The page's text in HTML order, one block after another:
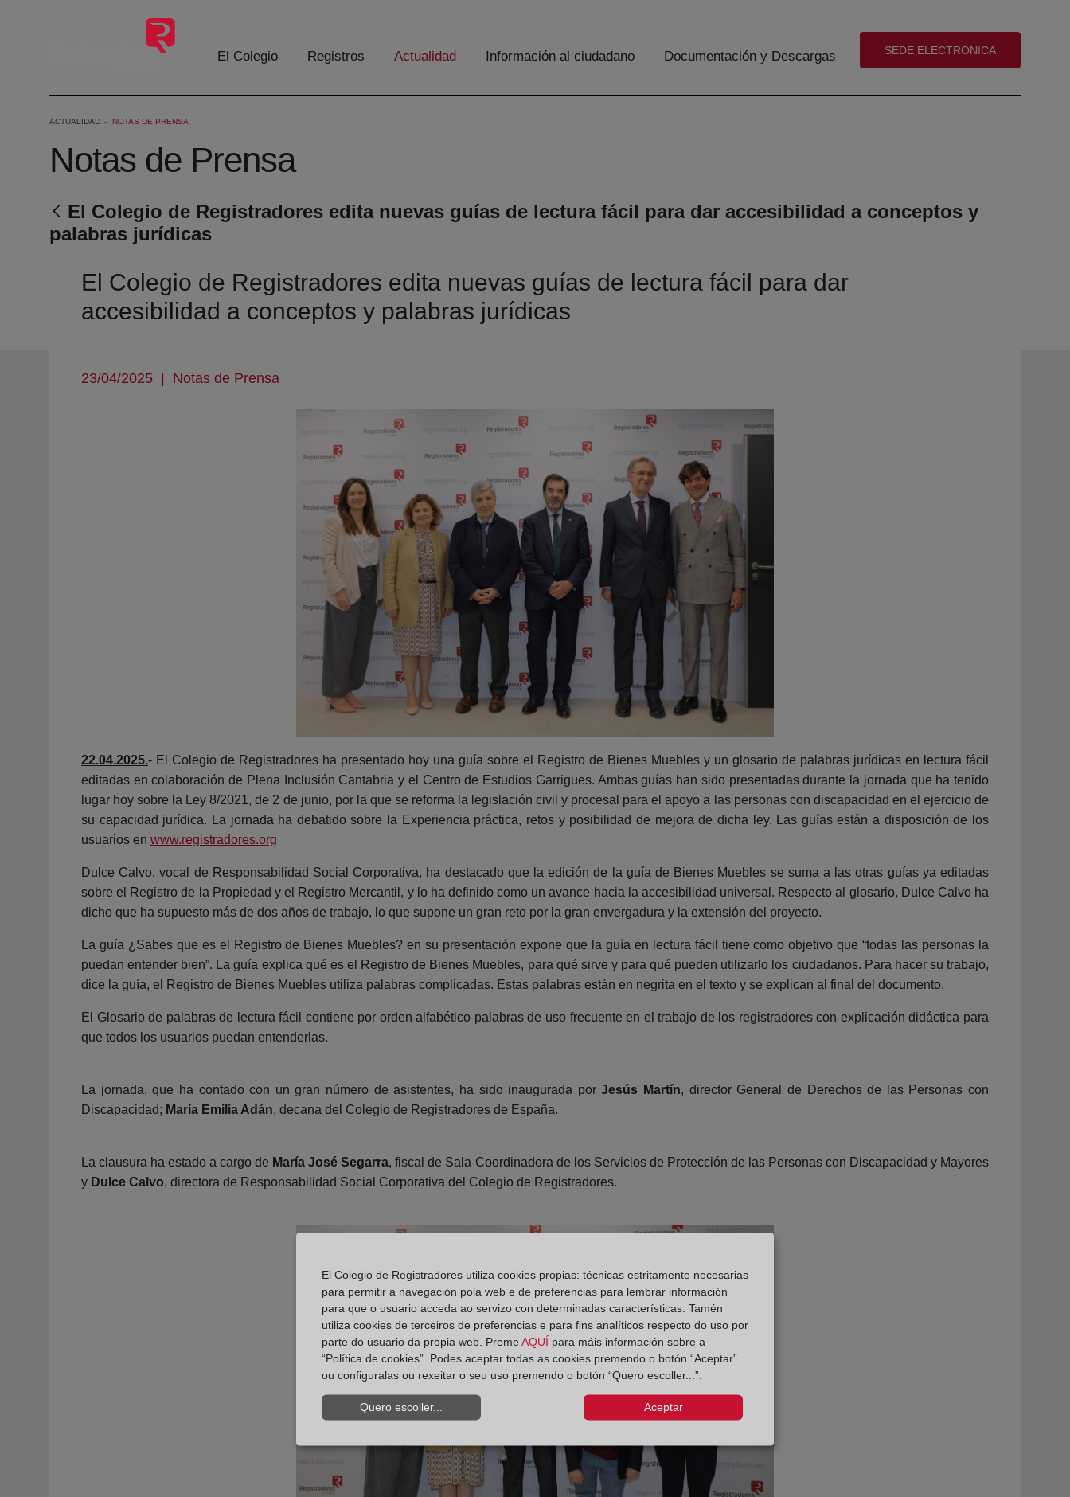
El Colegio Registros Actualidad Información al ciudadano Documentación y Descargas (abre en nueva ventana)
SEDE ELECTRONICA
ACTUALIDAD NOTAS DE PRENSA
Notas de Prensa
El Colegio de Registradores edita nuevas guías de lectura fácil para dar accesibilidad a conceptos y
palabras jurídicas
El Colegio de Registradores edita nuevas guías de lectura fácil para dar
accesibilidad a conceptos y palabras jurídicas
23/04/2025 | Notas de Prensa
22.04.2025.- El Colegio de Registradores ha presentado hoy una guía sobre el Registro de Bienes Muebles y un glosario de palabras jurídicas en lectura fácil
editadas en colaboración de Plena Inclusión Cantabria y el Centro de Estudios Garrigues. Ambas guías han sido presentadas durante la jornada que ha tenido
lugar hoy sobre la Ley 8/2021, de 2 de junio, por la que se reforma la legislación civil y procesal para el apoyo a las personas con discapacidad en el ejercicio de
su capacidad jurídica. La jornada ha debatido sobre la Experiencia práctica, retos y posibilidad de mejora de dicha ley. Las guías están a disposición de los
usuarios en www.registradores.org
Dulce Calvo, vocal de Responsabilidad Social Corporativa, ha destacado que la edición de la guía de Bienes Muebles se suma a las otras guías ya editadas
sobre el Registro de la Propiedad y el Registro Mercantil, y lo ha definido como un avance hacia la accesibilidad universal. Respecto al glosario, Dulce Calvo ha
dicho que ha supuesto más de dos años de trabajo, lo que supone un gran reto por la gran envergadura y la extensión del proyecto.
La guía ¿Sabes que es el Registro de Bienes Muebles? en su presentación expone que la guía en lectura fácil tiene como objetivo que “todas las personas la
puedan entender bien”. La guía explica qué es el Registro de Bienes Muebles, para qué sirve y para qué pueden utilizarlo los ciudadanos. Para hacer su trabajo,
dice la guía, el Registro de Bienes Muebles utiliza palabras complicadas. Estas palabras están en negrita en el texto y se explican al final del documento.
El Glosario de palabras de lectura fácil contiene por orden alfabético palabras de uso frecuente en el trabajo de los registradores con explicación didáctica para
que todos los usuarios puedan entenderlas.
La jornada, que ha contado con un gran número de asistentes, ha sido inaugurada porJesús Martín, director General de Derechos de las Personas con
Discapacidad; María Emilia Adán, decana del Colegio de Registradores de España.
La clausura ha estado a cargo de María José Segarra, fiscal de Sala Coordinadora de los Servicios de Protección de las Personas con Discapacidad y Mayores
y Dulce Calvo, directora de Responsabilidad Social Corporativa del Colegio de Registradores.
El Colegio de Registradores utiliza cookies propias: técnicas estritamente necesarias
para permitir a navegación pola web e de preferencias para lembrar información
para que o usuario acceda ao servizo con determinadas características. Tamén
utiliza cookies de terceiros de preferencias e para fins analíticos respecto do uso por
parte do usuario da propia web. Preme AQUÍ para máis información sobre a
“Política de cookies”. Podes aceptar todas as cookies premendo o botón “Aceptar”
ou configuralas ou rexeitar o seu uso premendo o botón “Quero escoller...”.
Quero escoller... Aceptar